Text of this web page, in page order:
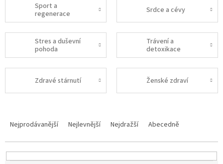
Sport a
regenerace
Srdce a cévy
Stres a duševní
pohoda
Trávení a
detoxikace
Zdravé stárnutí Ženské zdraví
Nejprodávanější Nejlevnější Nejdražší Abecedně